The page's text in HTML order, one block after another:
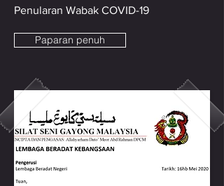
Penularan Wabak COVID-19
Paparan penuh